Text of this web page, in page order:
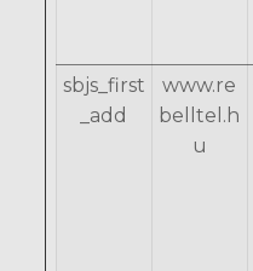
sbjs_first
_add
www.re
belltel.h
u